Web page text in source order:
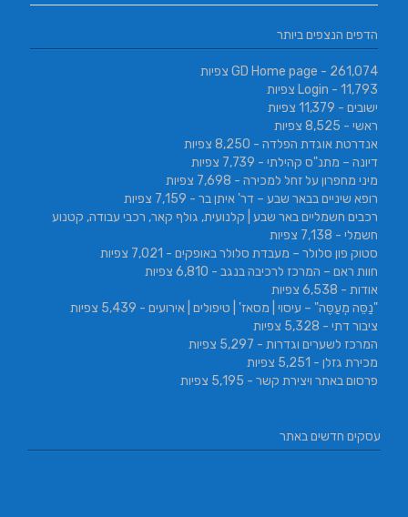
הדפים הנצפים ביותר
GD Home page - 261,074 צפיות
Login - 11,793 צפיות
ישובים - 11,379 צפיות
ראשי - 8,525 צפיות
אנדרטת אוגדת הפלדה - 8,250 צפיות
דיונה – מתנ"ס קהילתי - 7,739 צפיות
מיני מחפרון על זחל למכירה - 7,698 צפיות
רופא שיניים בבאר שבע – דר' איתן בר - 7,159 צפיות
רכבים חשמליים באר שבע | קלנועית, גולף קאר, רכבי עבודה, קטנוע
חשמלי - 7,138 צפיות
סטוק פון סלולר – מעבדת סלולר באופקים - 7,021 צפיות
חוות ראם – המרכז לרכיבה בנגב - 6,810 צפיות
אודות - 6,538 צפיות
"נַסֵּה מְעַסֶּה" – עיסוי | מסאז' | טיפולים | אירועים - 5,439 צפיות
ציבור דתי - 5,328 צפיות
המרכז לשערים וגדרות - 5,297 צפיות
מכירת גזלן - 5,251 צפיות
פרסום באתר ויצירת קשר - 5,195 צפיות
עסקים חדשים באתר